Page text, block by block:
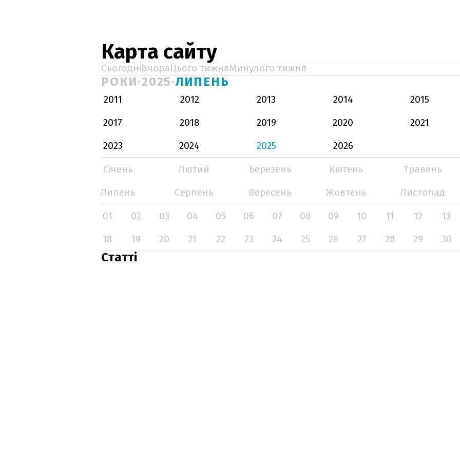
Карта сайту
СьогодніВчораЦього тижняМинулого тижня
РОКИ 2025 ЛИПЕНЬ
2011 2012 2013 2014
2015
2017
2018 2019 2020
2021
2023
2024 2025
2026
Січень
Лютий Березень Квітень
Травень
Липень
Серпень Вересень Жовтень
Листопад
01
02 03 04 05 06 07 08 09 10 11 12
13
18
19 20 21 22 23 24 25 26 27 28 29 30
Статті